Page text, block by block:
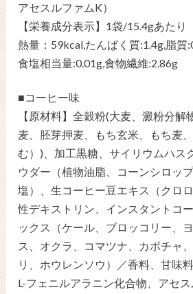
アセスルファムK）
【栄養成分表示】1袋/15.4gあたり
熱量：59kcal,たんぱく質:1.4g,脂質
食塩相当量:0.01g,食物繊維:2.86g
■コーヒー味
【原材料】全穀粉(大麦、澱粉分解
麦、胚芽押麦、もち玄米、もち麦
む）)、加工黒糖、サイリウムハス
ウダー（植物油脂、コーンシロッ
塩）、生コーヒー豆エキス（クロ
性デキストリン、インスタントコ
ックス（ケール、ブロッコリー、
ス、オクラ、コマツナ、カボチャ
リ、ホウレンソウ）／香料、甘味
L-フェニルアラニン化合物、アセ